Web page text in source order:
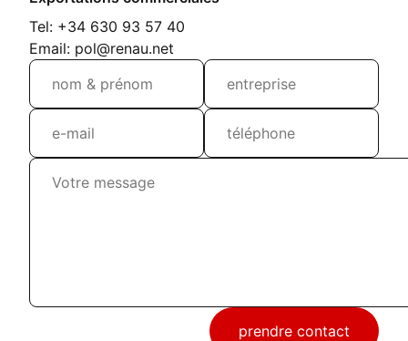
Tel: +34 630 93 57 40
Email: pol@renau.net
prendre contact